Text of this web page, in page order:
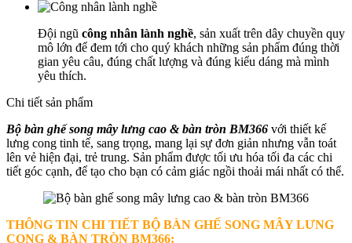
Đội ngũ công nhân lành nghề, sản xuất trên dây chuyền quy
mô lớn để đem tới cho quý khách những sản phẩm đúng thời
gian yêu câu, đúng chất lượng và đúng kiểu dáng mà mình
yêu thích.
Chi tiết sản phẩm
Bộ bàn ghế song mây lưng cao & bàn tròn BM366 với thiết kế
lưng cong tinh tế, sang trọng, mang lại sự đơn giản nhưng vẫn toát
lên vẻ hiện đại, trẻ trung. Sản phẩm được tối ưu hóa tối đa các chi
tiết góc cạnh, để tạo cho bạn có cảm giác ngồi thoải mái nhất có thể.
THÔNG TIN CHI TIẾT BỘ BÀN GHẾ SONG MÂY LƯNG
CONG & BÀN TRÒN BM366: